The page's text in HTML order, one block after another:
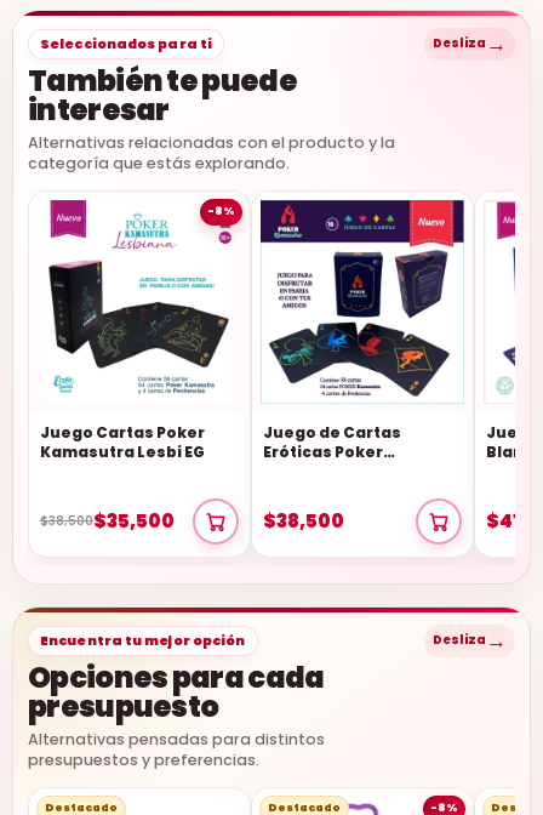
Seleccionados para ti
También te puede
interesar
Alternativas relacionadas con el producto y la
categoría que estás explorando.
Desliza →
-8%
Juego Cartas Poker
Kamasutra Lesbi EG
$38,500$35,500
Juego de Cartas
Eróticas Poker
$38,500
Juego
Blanco
Encuentra tu mejor opción
Opciones para cada
presupuesto
Alternativas pensadas para distintos
presupuestos y preferencias.
Desliza →
Destacado Destacado -8%